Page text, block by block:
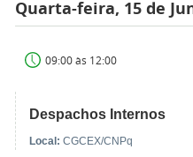
Quarta-feira, 15 de
09:00 às 12:00
Despachos Internos
Local: CGCEX/CNPq